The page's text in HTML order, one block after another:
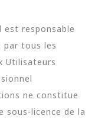
responsable
par tous les
Utilisateurs
ne constitue
sous-licence de la